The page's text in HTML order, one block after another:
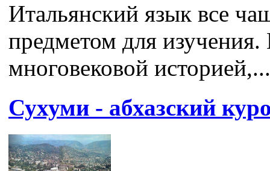
Итальянский язык все
предметом для
многовековой историей,...
Сухуми - абхазский